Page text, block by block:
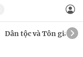
Dân tộc và Tôn giáo